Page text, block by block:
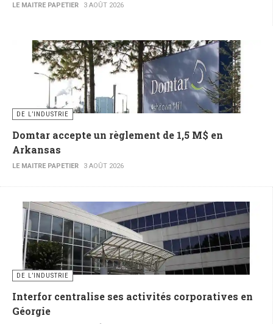
LE MAITRE PAPETIER 3 AOÛT 2026
DE L’INDUSTRIE
Domtar accepte un règlement de 1,5 M$ en
Arkansas
LE MAITRE PAPETIER 3 AOÛT 2026
DE L’INDUSTRIE
Interfor centralise ses activités corporatives en
Géorgie